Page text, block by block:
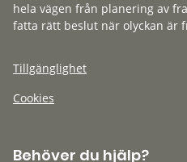
hela vägen från planering av
fatta rätt beslut när olyckan är
Tillgänglighet
Cookies
Behöver du hjälp?